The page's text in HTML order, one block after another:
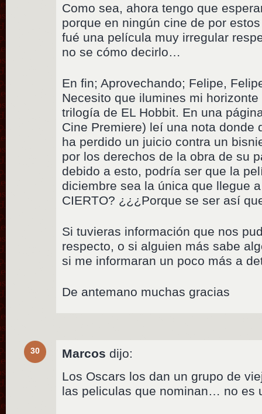
Como sea, ahora tengo que
porque en ningún cine de por
fué una película muy irregular
no se cómo decirlo…
En fin; Aprovechando; Felipe,
Necesito que ilumines mi
trilogía de EL Hobbit. En una
Cine Premiere) leí una nota donde
ha perdido un juicio contra un
por los derechos de la obra de su
debido a esto, podría ser que la
diciembre sea la única que llegue
CIERTO? ¿¿¿Porque se ser así
Si tuvieras información que nos
respecto, o si alguien más sabe
si me informaran un poco más a
De antemano muchas gracias
30 Marcos dijo:
Los Oscars los dan un grupo de
las peliculas que nominan… no es